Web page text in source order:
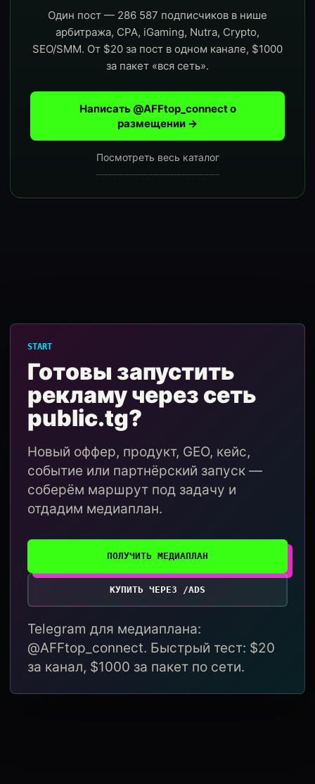
Один пост — 286 587 подписчиков в нише
арбитража, CPA, iGaming, Nutra, Crypto,
SEO/SMM. От $20 за пост в одном канале, $1000
за пакет «вся сеть».
Написать @AFFtop_connect о
размещении →
Посмотреть весь каталог
START
Готовы запустить
рекламу через сеть
public.tg?
Новый оффер, продукт, GEO, кейс,
событие или партнёрский запуск —
соберём маршрут под задачу и
отдадим медиаплан.
ПОЛУЧИТЬ МЕДИАПЛАН
КУПИТЬ ЧЕРЕЗ /ADS
Telegram для медиаплана:
@AFFtop_connect. Быстрый тест: $20
за канал, $1000 за пакет по сети.